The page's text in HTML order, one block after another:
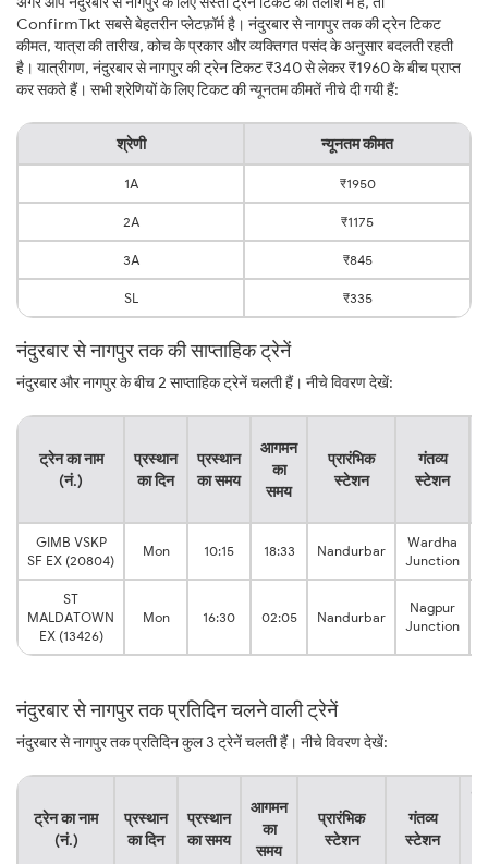
ConfirmTkt सबसे बेहतरीन प्लेटफ़ॉर्म है। नंदुरबार से नागपुर तक की ट्रेन टिकट
कीमत, यात्रा की तारीख, कोच के प्रकार और व्यक्तिगत पसंद के अनुसार बदलती रहती
है। यात्रीगण, नंदुरबार से नागपुर की ट्रेन टिकट ₹340 से लेकर ₹1960 के बीच प्राप्त
कर सकते हैं। सभी श्रेणियों के लिए टिकट की न्यूनतम कीमतें नीचे दी गयी हैं:
श्रेणी न्यूनतम कीमत
1A ₹1950
2A ₹1175
3A ₹845
SL ₹335
नंदुरबार से नागपुर तक की साप्ताहिक ट्रेनें
नंदुरबार और नागपुर के बीच 2 साप्ताहिक ट्रेनें चलती हैं। नीचे विवरण देखें:
ट्रेन का नाम
(नं.)
प्रस्थान
का दिन
प्रस्थान
का समय
आगमन
का
समय
प्रारंभिक
स्टेशन
गंतव्य
स्टेशन
GIMB VSKP
SF EX (20804)
Mon 10:15 18:33 Nandurbar
Wardha
Junction
ST
MALDATOWN
EX (13426)
Mon 16:30 02:05 Nandurbar
Nagpur
Junction
नंदुरबार से नागपुर तक प्रतिदिन चलने वाली ट्रेनें
नंदुरबार से नागपुर तक प्रतिदिन कुल 3 ट्रेनें चलती हैं। नीचे विवरण देखें:
ट्रेन का नाम
(नं.)
प्रस्थान
का दिन
प्रस्थान
का समय
आगमन
का
समय
प्रारंभिक
स्टेशन
गंतव्य
स्टेशन